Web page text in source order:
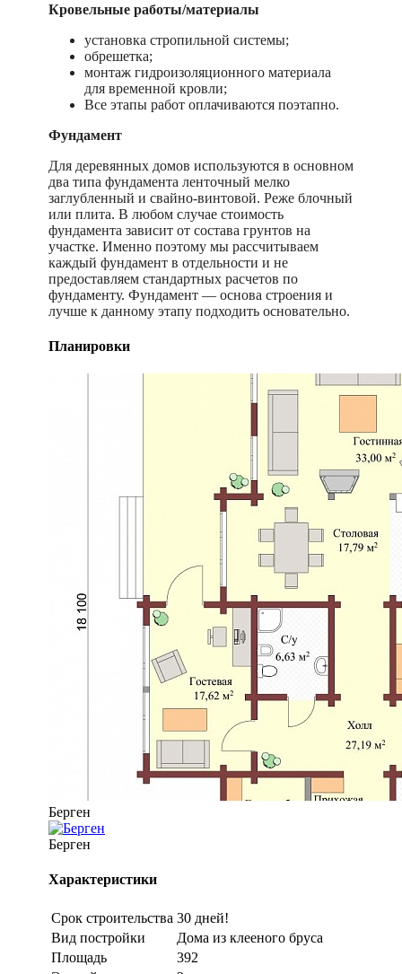
Кровельные работы/материалы
установка стропильной системы;
обрешетка;
монтаж гидроизоляционного материала
для временной кровли;
Все этапы работ оплачиваются поэтапно.
Фундамент
Для деревянных домов используются в основном
два типа фундамента ленточный мелко
заглубленный и свайно-винтовой. Реже блочный
или плита. В любом случае стоимость
фундамента зависит от состава грунтов на
участке. Именно поэтому мы рассчитываем
каждый фундамент в отдельности и не
предоставляем стандартных расчетов по
фундаменту. Фундамент — основа строения и
лучше к данному этапу подходить основательно.
Планировки
Берген
Берген
Характеристики
Срок строительства 30 дней!
Вид постройки
Дома из клееного бруса
Площадь
392